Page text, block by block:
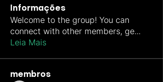
Informações
Welcome to the group! You can
connect with other members, ge...
Leia Mais
membros